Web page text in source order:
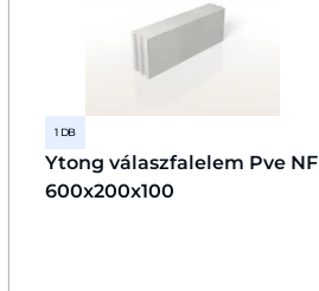
1 DB
Ytong válaszfalelem Pve NF
600x200x100